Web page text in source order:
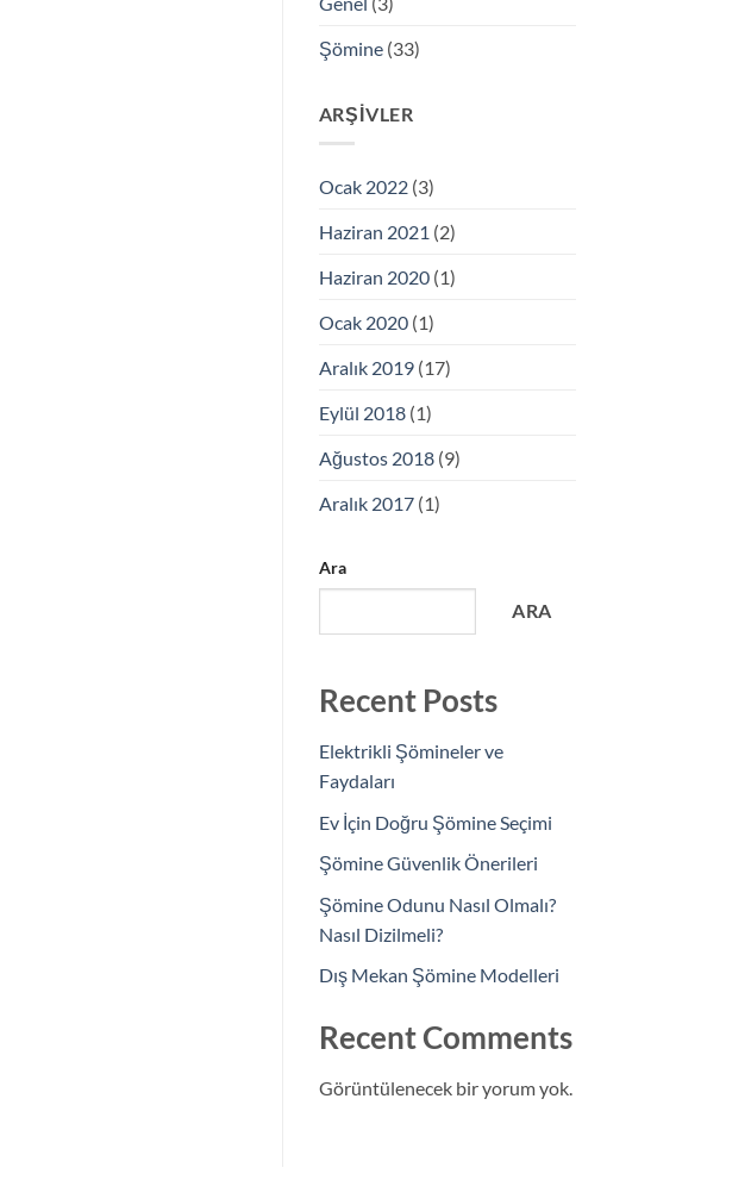
Şömine(33)
ARŞIVLER
Ocak 2022(3)
Haziran 2021 (2)
Haziran 2020(1)
Ocak 2020(1)
Aralık 2019(17)
Eylül 2018(1)
Ağustos 2018(9)
Aralık 2017(1)
Ara
ARA
Recent Posts
Elektrikli Şömineler ve
Faydaları
Ev İçin Doğru Şömine Seçimi
Şömine Güvenlik Önerileri
Şömine Odunu Nasıl Olmalı?
Nasıl Dizilmeli?
Dış Mekan Şömine Modelleri
Recent Comments
Görüntülenecek bir yorum yok.